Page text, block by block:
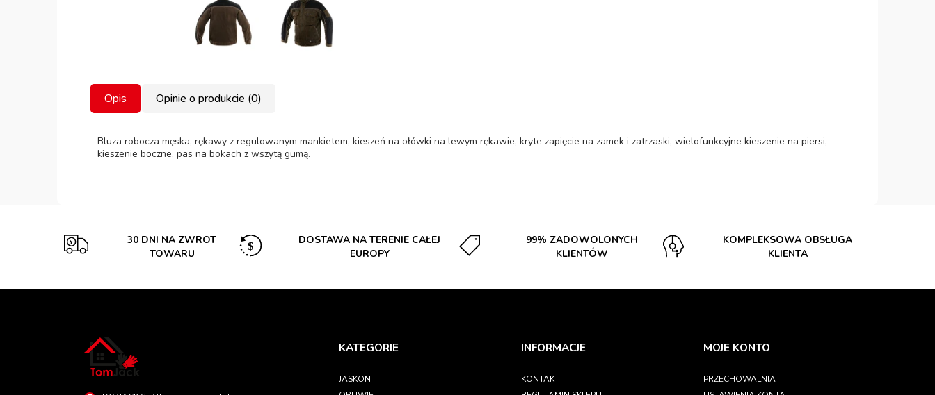
Opis Opinie o produkcie (0)
Bluza robocza męska, rękawy z regulowanym mankietem, kieszeń na ołówki na lewym rękawie, kryte zapięcie na zamek i zatrzaski, wielofunkcyjne kieszenie na piersi,
kieszenie boczne, pas na bokach z wszytą gumą.
30 DNI NA ZWROT
TOWARU
DOSTAWA NA TERENIE CAŁEJ
EUROPY
99% ZADOWOLONYCH
KLIENTÓW
KOMPLEKSOWA OBSŁUGA
KLIENTA
KATEGORIE
JASKON
INFORMACJE
KONTAKT
MOJE KONTO
PRZECHOWALNIA